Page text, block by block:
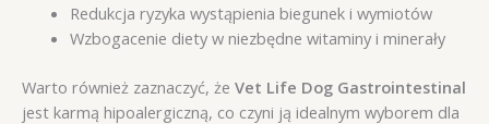
Redukcja ryzyka wystąpienia biegunek i wymiotów
Wzbogacenie diety w niezbędne witaminy i minerały
Warto również zaznaczyć, że Vet Life Dog Gastrointestinal
jest karmą hipoalergiczną, co czyni ją idealnym wyborem dla